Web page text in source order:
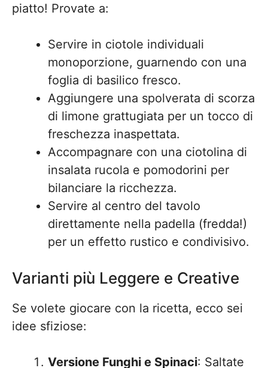
piatto! Provate a:
Servire in ciotole individuali
monoporzione, guarnendo con una
foglia di basilico fresco.
Aggiungere una spolverata di scorza
di limone grattugiata per un tocco di
freschezza inaspettata.
Accompagnare con una ciotolina di
insalata rucola e pomodorini per
bilanciare la ricchezza.
Servire al centro del tavolo
direttamente nella padella (fredda!)
per un effetto rustico e condivisivo.
Varianti più Leggere e Creative
Se volete giocare con la ricetta, ecco sei
idee sfiziose:
Versione Funghi e Spinaci: Saltate